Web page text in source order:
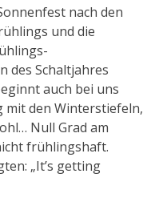
nach den
und die
des Schaltjahres
auch bei uns
mit den Winterstiefeln,
Null Grad am
frühlingshaft.
„It’s getting